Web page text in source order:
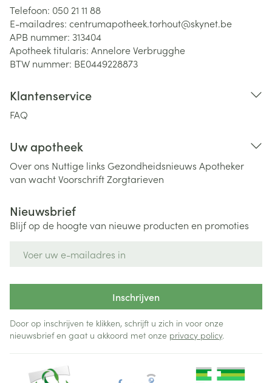
Telefoon: 050 21 11 88
E-mailadres: centrumapotheek.torhout@skynet.be
APB nummer: 313404
Apotheek titularis: Annelore Verbrugghe
BTW nummer: BE0449228873
Klantenservice
FAQ
Uw apotheek
Over ons Nuttige links Gezondheidsnieuws Apotheker
van wachtVoorschriftZorgtarieven
Nieuwsbrief
Blijf op de hoogte van nieuwe producten en promoties
Inschrijven
Door op inschrijven te klikken, schrijft u zich in voor onze
nieuwsbrief en gaat u akkoord met onze privacy policy.